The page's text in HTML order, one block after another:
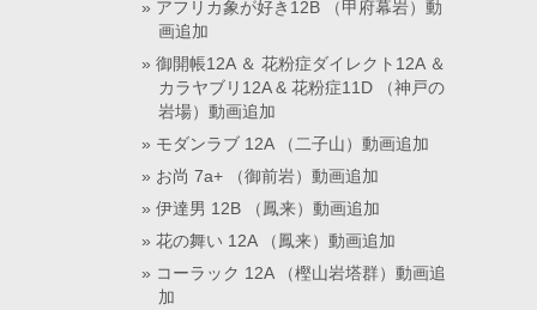
アフリカ象が好き12B （甲府幕岩）動
画追加
御開帳12A ＆ 花粉症ダイレクト12A ＆
カラヤブリ12A & 花粉症11D （神戸の
岩場）動画追加
モダンラブ 12A （二子山）動画追加
お尚 7a+ （御前岩）動画追加
伊達男 12B （鳳来）動画追加
花の舞い 12A （鳳来）動画追加
コーラック 12A （樫山岩塔群）動画追
加